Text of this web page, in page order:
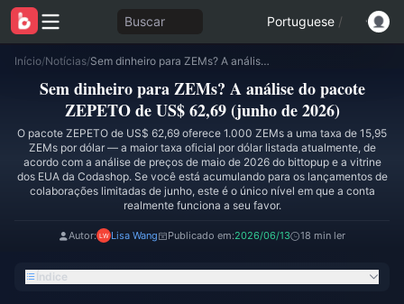
Buscar Portuguese /
Início/Notícias/ Sem dinheiro para ZEMs? A análise do pacote ZEPETO de US$ 62,69 (junho de 2026)
Sem dinheiro para ZEMs? A análise do pacote
ZEPETO de US$ 62,69 (junho de 2026)
O pacote ZEPETO de US$ 62,69 oferece 1.000 ZEMs a uma taxa de 15,95
ZEMs por dólar — a maior taxa oficial por dólar listada atualmente, de
acordo com a análise de preços de maio de 2026 do bittopup e a vitrine
dos EUA da Codashop. Se você está acumulando para os lançamentos de
colaborações limitadas de junho, este é o único nível em que a conta
realmente funciona a seu favor.
Autor: Lisa Wang Publicado em:2026/06/13 18 min ler
Índice